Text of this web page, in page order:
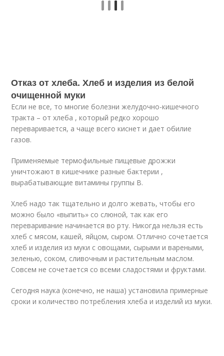
Отказ от хлеба. Хлеб и изделия из белой
очищенной муки
Если не все, то многие болезни желудочно-кишечного
тракта – от хлеба , который редко хорошо
переваривается, а чаще всего киснет и дает обилие
газов.
Применяемые термофильные пищевые дрожжи
уничтожают в кишечнике разные бактерии ,
вырабатывающие витамины группы В.
Хлеб надо так тщательно и долго жевать, чтобы его
можно было «выпить» со слюной, так как его
переваривание начинается во рту. Никогда нельзя есть
хлеб с мясом, кашей, яйцом, сыром. Отлично сочетается
хлеб и изделия из муки с овощами, сырыми и вареными,
зеленью, соком, сливочным и растительным маслом.
Совсем не сочетается со всеми сладостями и фруктами.
Сегодня наука (конечно, не наша) установила примерные
сроки и количество потребления хлеба и изделий из муки.